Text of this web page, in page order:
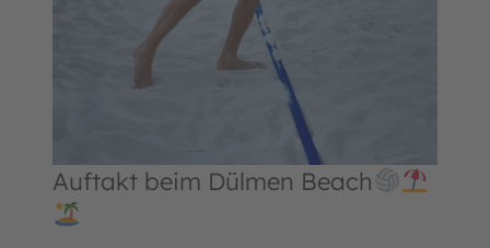
Auftakt beim Dülmen Beach